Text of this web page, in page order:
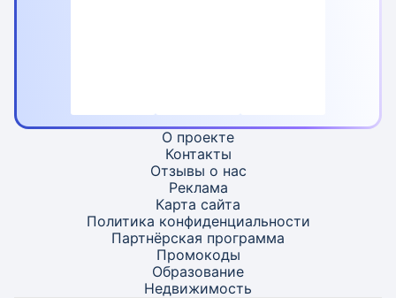
О проекте
Контакты
Отзывы о нас
Реклама
Карта сайта
Политика конфиденциальности
Партнёрская программа
Промокоды
Образование
Недвижимость